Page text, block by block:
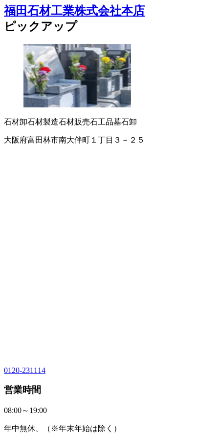
福田石材工業株式会社本店
ピックアップ
石材卸石材製造石材販売石工品墓石卸
大阪府富田林市南大伴町１丁目３－２５
0120-231114
営業時間
08:00～19:00
年中無休、（※年末年始は除く）